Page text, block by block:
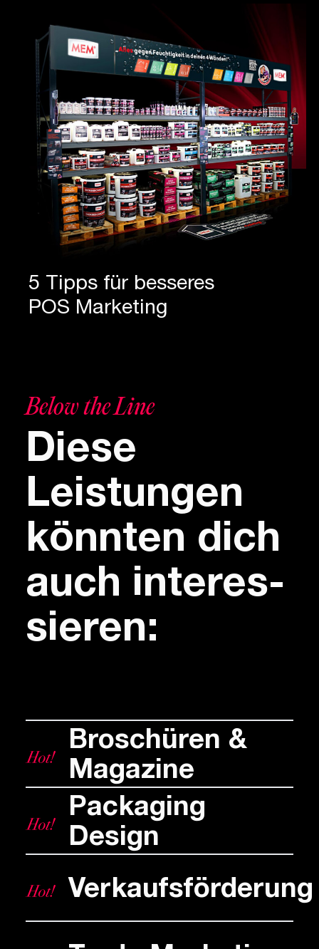
5 Tipps für besseres
POS Marketing
Below the Line
Diese
Leistungen
könnten dich
auch inte­res­
sieren:
Broschüren &
Magazine
Packaging
Design
Verkaufsförderung